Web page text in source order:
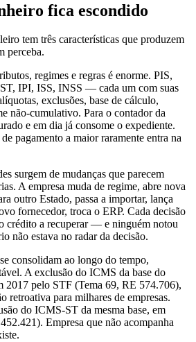
fica escondido
tem três características que produzem
perceba.
regimes e regras é enorme. PIS,
IPI, ISS, INSS — cada um com suas
exclusões, base de cálculo,
não-cumulativo. Para o contador da
e em dia já consome o expediente.
pagamento a maior raramente entra na
surgem de mudanças que parecem
A empresa muda de regime, abre nova
outro Estado, passa a importar, lança
fornecedor, troca o ERP. Cada decisão
crédito a recuperar — e ninguém notou
não estava no radar da decisão.
consolidam ao longo do tempo,
A exclusão do ICMS da base do
2017 pelo STF (Tema 69, RE 574.706),
retroativa para milhares de empresas.
do ICMS-ST da mesma base, em
Empresa que não acompanha